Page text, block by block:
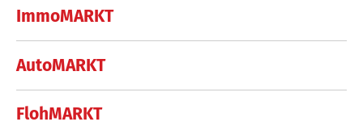
ImmoMARKT
AutoMARKT
FlohMARKT